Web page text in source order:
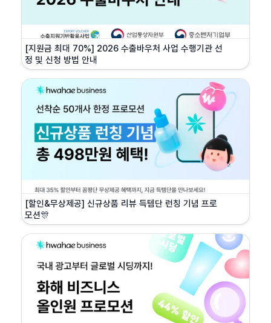
[지원금 최대 70%] 2026 수출바우처 사업 수행기관 선
정 및 신청 방법 안내
[할인&무상제공] 신규상품 리뷰 득템단 런칭 기념 프로
모션🎊